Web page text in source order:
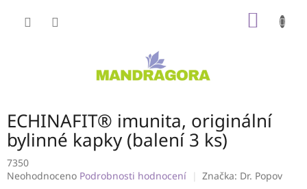
ECHINAFIT® imunita, originální
bylinné kapky (balení 3 ks)
7350
Průměrné
Neohodnoceno Podrobnosti hodnocení Značka: Dr. Popov